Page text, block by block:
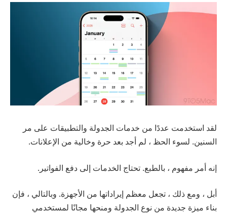
لقد استخدمت عددًا من خدمات الجدولة والتطبيقات على مر
السنين. لسوء الحظ ، لم أجد بعد حرة وخالية من الإعلانات.
إنه أمر مفهوم ، بالطبع. تحتاج الخدمات إلى دفع الفواتير.
أبل ، ومع ذلك ، تجعل معظم إيراداتها من الأجهزة. وبالتالي ، فإن
بناء ميزة جديدة من نوع الجدولة ومنحها مجانًا لمستخدمي